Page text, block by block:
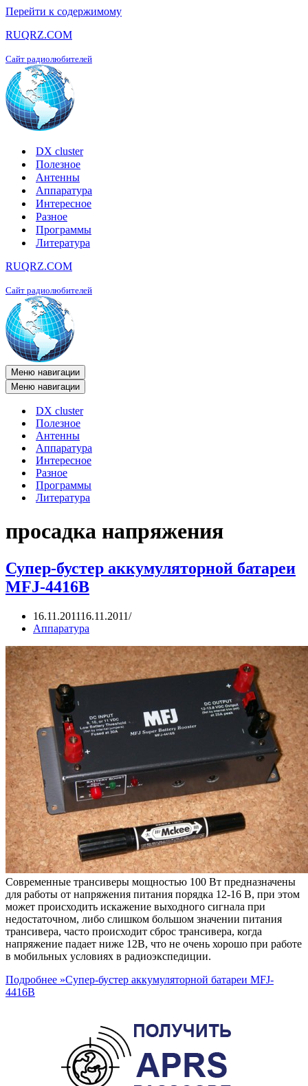
Перейти к содержимому
RUQRZ.COM
Сайт радиолюбителей
DX cluster
Полезное
Антенны
Аппаратура
Интересное
Разное
Программы
Литература
RUQRZ.COM
Сайт радиолюбителей
Меню навигации
Меню навигации
DX cluster
Полезное
Антенны
Аппаратура
Интересное
Разное
Программы
Литература
просадка напряжения
Супер-бустер аккумуляторной батареи
MFJ-4416B
16.11.201116.11.2011
Аппаратура
Современные трансиверы мощностью 100 Вт предназначены
для работы от напряжения питания порядка 12-16 В, при этом
может происходить искажение выходного сигнала при
недостаточном, либо слишком большом значении питания
трансивера, часто происходит сброс трансивера, когда
напряжение падает ниже 12В, что не очень хорошо при работе
в мобильных условиях в радиоэкспедиции.
Подробнее »Супер-бустер аккумуляторной батареи MFJ-
4416B